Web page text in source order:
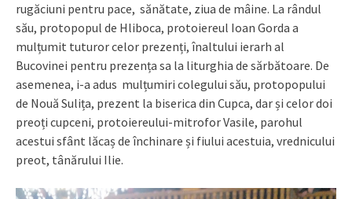
rugăciuni pentru pace, sănătate, ziua de mâine. La rândul
său, protopopul de Hliboca, protoiereul Ioan Gorda a
mulțumit tuturor celor prezenți, înaltului ierarh al
Bucovinei pentru prezența sa la liturghia de sărbătoare. De
asemenea, i-a adus mulțumiri colegului său, protopopului
de Nouă Sulița, prezent la biserica din Cupca, dar și celor doi
preoți cupceni, protoiereului-mitrofor Vasile, parohul
acestui sfânt lăcaș de închinare și fiului acestuia, vrednicului
preot, tânărului Ilie.